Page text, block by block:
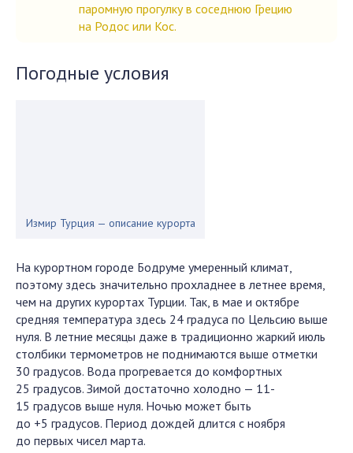
паромную прогулку в соседнюю Грецию
на Родос или Кос.
Погодные условия
Измир Турция — описание курорта
На курортном городе Бодруме умеренный климат,
поэтому здесь значительно прохладнее в летнее время,
чем на других курортах Турции. Так, в мае и октябре
средняя температура здесь 24 градуса по Цельсию выше
нуля. В летние месяцы даже в традиционно жаркий июль
столбики термометров не поднимаются выше отметки
30 градусов. Вода прогревается до комфортных
25 градусов. Зимой достаточно холодно — 11-
15 градусов выше нуля. Ночью может быть
до +5 градусов. Период дождей длится с ноября
до первых чисел марта.